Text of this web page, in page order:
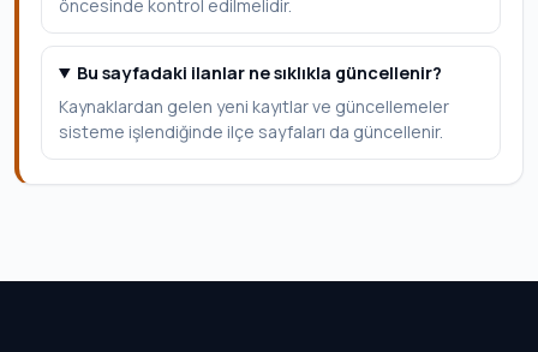
öncesinde kontrol edilmelidir.
Bu sayfadaki ilanlar ne sıklıkla güncellenir?
Kaynaklardan gelen yeni kayıtlar ve güncellemeler
sisteme işlendiğinde ilçe sayfaları da güncellenir.